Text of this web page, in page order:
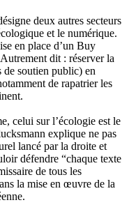
deux autres secteurs
et le numérique.
en place d’un Buy
dit : réserver la
de soutien public) en
de rapatrier les
celui sur l’écologie est le
explique ne pas
lancé par la droite et
défendre “chaque texte
de tous les
la mise en œuvre de la